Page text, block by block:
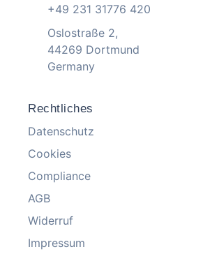
+49 231 31776 420
Oslostraße 2,
44269 Dortmund
Germany
Rechtliches
Datenschutz
Cookies
Compliance
AGB
Widerruf
Impressum